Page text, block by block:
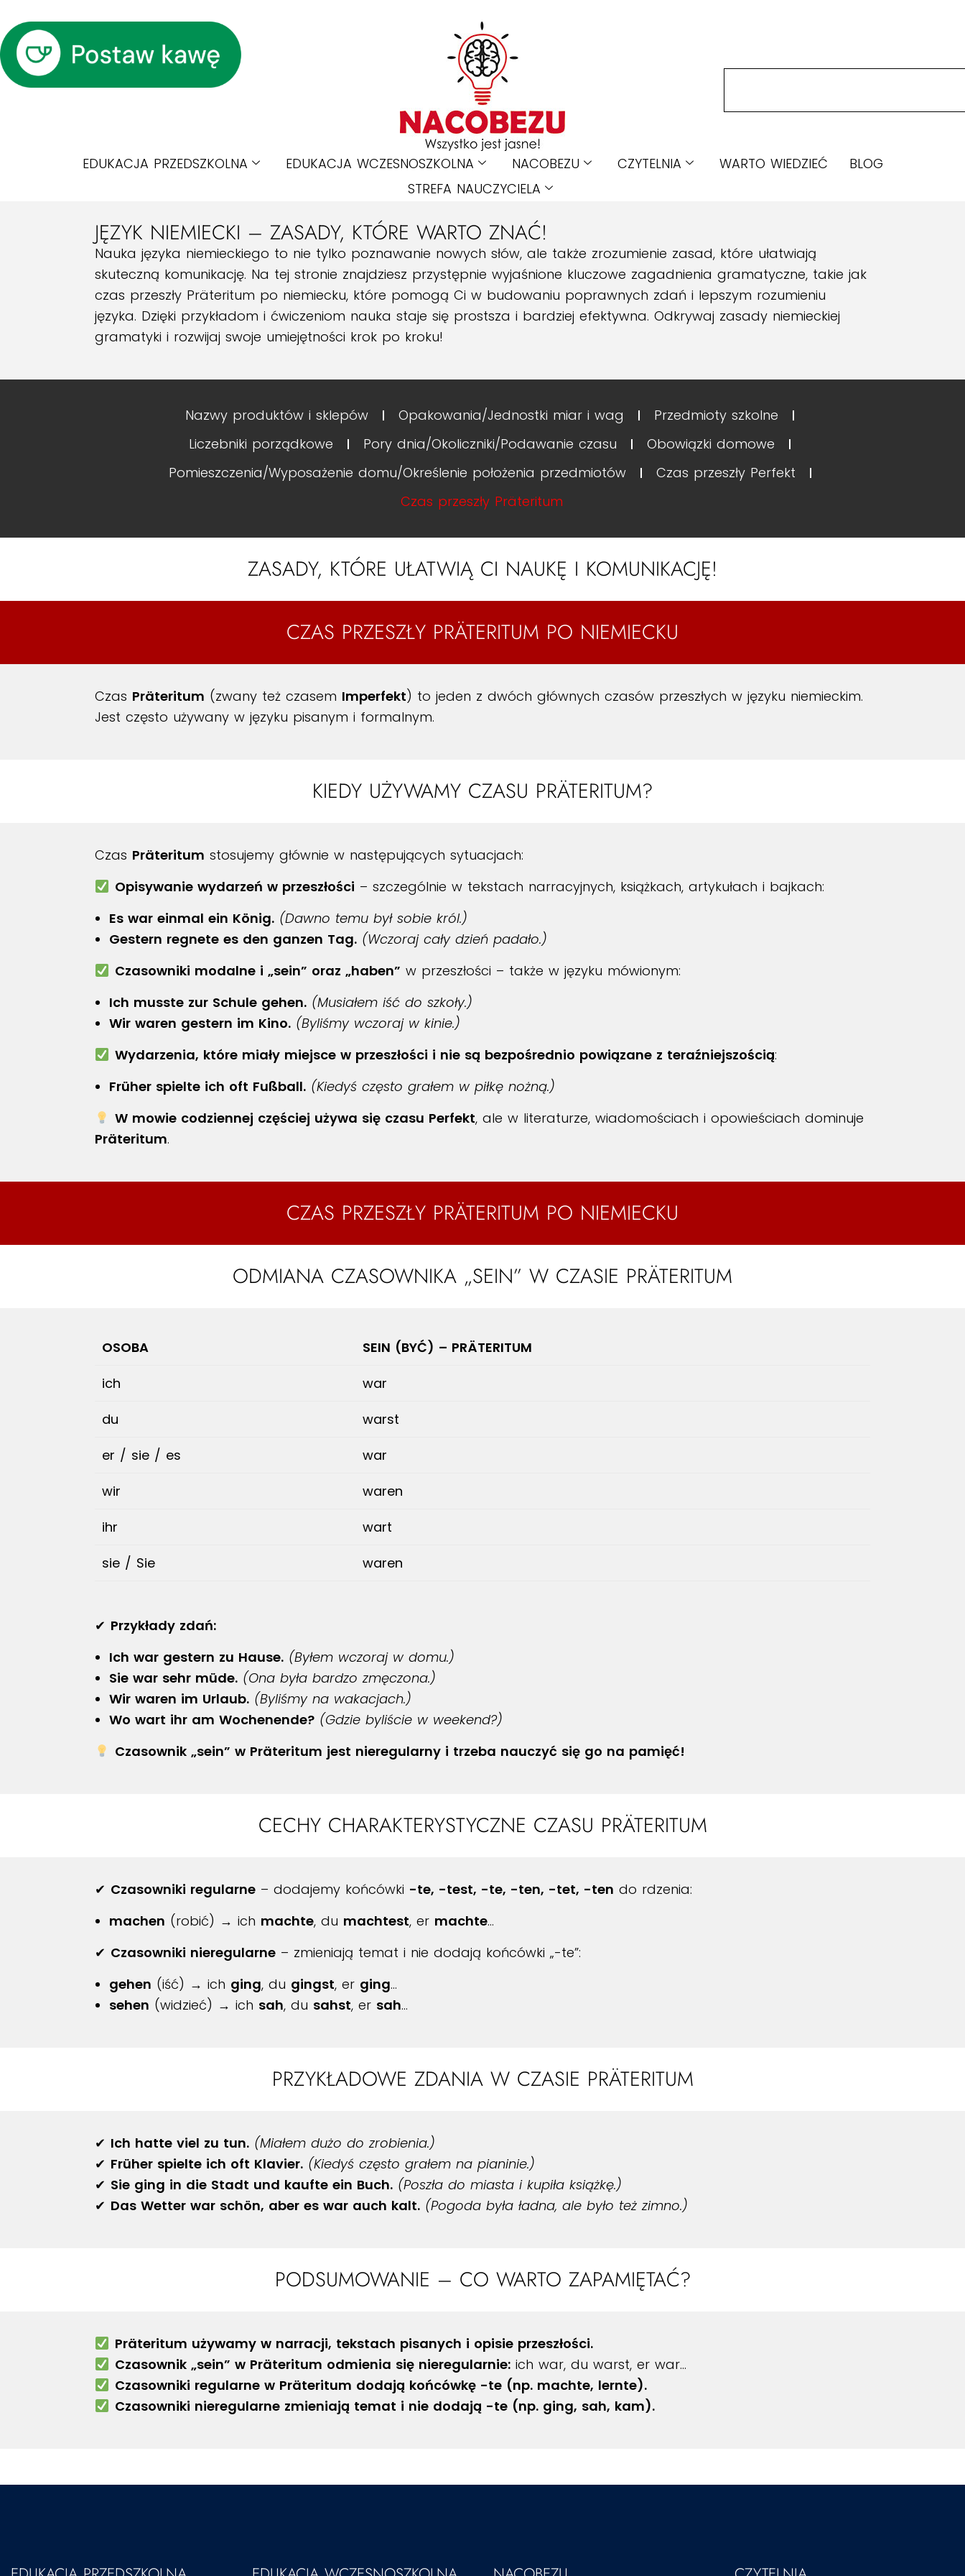
EDUKACJA PRZEDSZKOLNA EDUKACJA WCZESNOSZKOLNA NACOBEZU CZYTELNIA WARTO WIEDZIEĆ
BLOG
STREFA NAUCZYCIELA
JĘZYK NIEMIECKI – ZASADY, KTÓRE WARTO ZNAĆ!
Nauka języka niemieckiego to nie tylko poznawanie nowych słów, ale także zrozumienie zasad, które ułatwiają
skuteczną komunikację. Na tej stronie znajdziesz przystępnie wyjaśnione kluczowe zagadnienia gramatyczne, takie jak
czas przeszły Präteritum po niemiecku, które pomogą Ci w budowaniu poprawnych zdań i lepszym rozumieniu
języka. Dzięki przykładom i ćwiczeniom nauka staje się prostsza i bardziej efektywna. Odkrywaj zasady niemieckiej
gramatyki i rozwijaj swoje umiejętności krok po kroku!
Nazwy produktów i sklepów Opakowania/Jednostki miar i wag
Przedmioty szkolne
Liczebniki porządkowe
Pory dnia/Okoliczniki/Podawanie czasu
Obowiązki domowe
Pomieszczenia/Wyposażenie domu/Określenie położenia przedmiotów
Czas przeszły Perfekt
Czas przeszły Präteritum
ZASADY, KTÓRE UŁATWIĄ CI NAUKĘ I KOMUNIKACJĘ!
CZAS PRZESZŁY PRÄTERITUM PO NIEMIECKU
Czas Präteritum (zwany też czasem Imperfekt) to jeden z dwóch głównych czasów przeszłych w języku niemieckim.
Jest często używany w języku pisanym i formalnym.
KIEDY UŻYWAMY CZASU PRÄTERITUM?
Czas Präteritum stosujemy głównie w następujących sytuacjach:
Opisywanie wydarzeń w przeszłości – szczególnie w tekstach narracyjnych, książkach, artykułach i bajkach:
Es war einmal ein König. (Dawno temu był sobie król.)
Gestern regnete es den ganzen Tag. (Wczoraj cały dzień padało.)
Czasowniki modalne i „sein” oraz „haben” w przeszłości – także w języku mówionym:
Ich musste zur Schule gehen. (Musiałem iść do szkoły.)
Wir waren gestern im Kino. (Byliśmy wczoraj w kinie.)
Wydarzenia, które miały miejsce w przeszłości i nie są bezpośrednio powiązane z teraźniejszością:
Früher spielte ich oft Fußball. (Kiedyś często grałem w piłkę nożną.)
W mowie codziennej częściej używa się czasu Perfekt, ale w literaturze, wiadomościach i opowieściach dominuje
Präteritum.
CZAS PRZESZŁY PRÄTERITUM PO NIEMIECKU
ODMIANA CZASOWNIKA „SEIN” W CZASIE PRÄTERITUM
OSOBA
SEIN (BYĆ) – PRÄTERITUM
ich
war
du
warst
er / sie / es
war
wir
waren
ihr
wart
sie / Sie
waren
✔ Przykłady zdań:
Ich war gestern zu Hause. (Byłem wczoraj w domu.)
Sie war sehr müde. (Ona była bardzo zmęczona.)
Wir waren im Urlaub. (Byliśmy na wakacjach.)
Wo wart ihr am Wochenende? (Gdzie byliście w weekend?)
Czasownik „sein” w Präteritum jest nieregularny i trzeba nauczyć się go na pamięć!
CECHY CHARAKTERYSTYCZNE CZASU PRÄTERITUM
✔ Czasowniki regularne – dodajemy końcówki -te, -test, -te, -ten, -tet, -ten do rdzenia:
machen (robić) → ich machte, du machtest, er machte…
✔ Czasowniki nieregularne – zmieniają temat i nie dodają końcówki „-te”:
gehen (iść) → ich ging, du gingst, er ging…
sehen (widzieć) → ich sah, du sahst, er sah…
PRZYKŁADOWE ZDANIA W CZASIE PRÄTERITUM
✔ Ich hatte viel zu tun. (Miałem dużo do zrobienia.)
✔ Früher spielte ich oft Klavier. (Kiedyś często grałem na pianinie.)
✔ Sie ging in die Stadt und kaufte ein Buch. (Poszła do miasta i kupiła książkę.)
✔ Das Wetter war schön, aber es war auch kalt. (Pogoda była ładna, ale było też zimno.)
PODSUMOWANIE – CO WARTO ZAPAMIĘTAĆ?
Präteritum używamy w narracji, tekstach pisanych i opisie przeszłości.
Czasownik „sein” w Präteritum odmienia się nieregularnie:ich war, du warst, er war…
Czasowniki regularne w Präteritum dodają końcówkę -te (np. machte, lernte).
Czasowniki nieregularne zmieniają temat i nie dodają -te (np. ging, sah, kam).